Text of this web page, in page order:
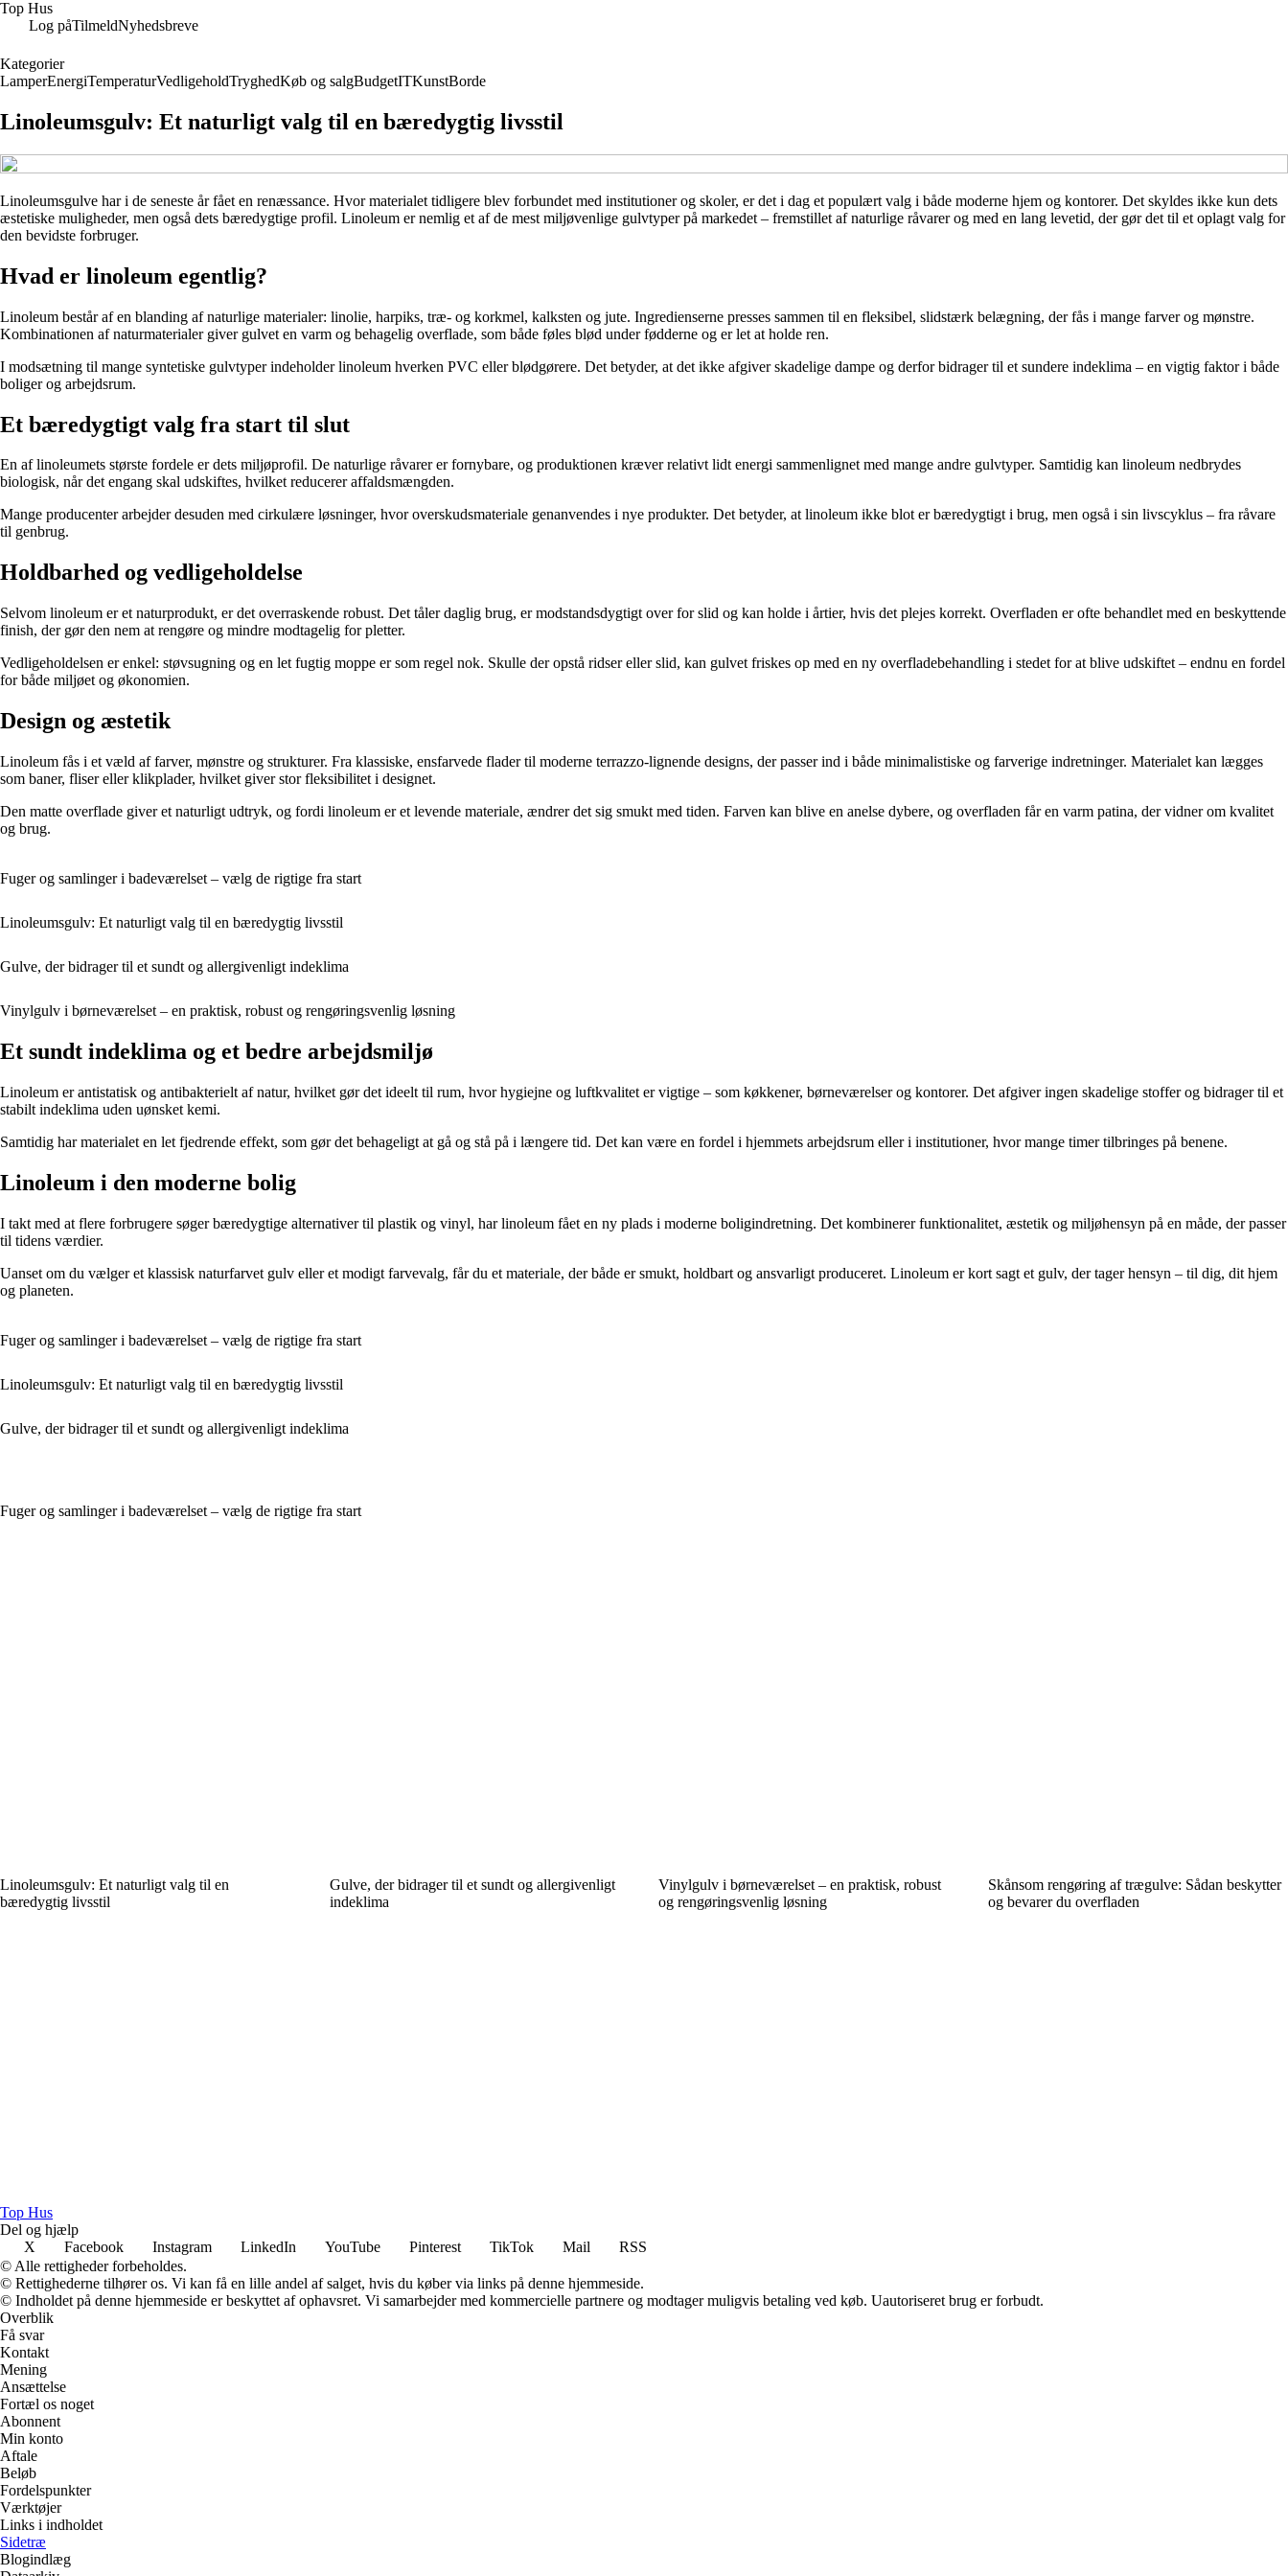
Top Hus
Log påTilmeldNyhedsbreve
Kategorier
LamperEnergiTemperaturVedligeholdTryghedKøb og salgBudgetITKunstBorde
Linoleumsgulv: Et naturligt valg til en bæredygtig livsstil
Linoleumsgulve har i de seneste år fået en renæssance. Hvor materialet tidligere blev forbundet med institutioner og skoler, er det i dag et populært valg i både moderne hjem og kontorer. Det skyldes ikke kun dets
æstetiske muligheder, men også dets bæredygtige profil. Linoleum er nemlig et af de mest miljøvenlige gulvtyper på markedet – fremstillet af naturlige råvarer og med en lang levetid, der gør det til et oplagt valg for
den bevidste forbruger.
Hvad er linoleum egentlig?
Linoleum består af en blanding af naturlige materialer: linolie, harpiks, træ- og korkmel, kalksten og jute. Ingredienserne presses sammen til en fleksibel, slidstærk belægning, der fås i mange farver og mønstre.
Kombinationen af naturmaterialer giver gulvet en varm og behagelig overflade, som både føles blød under fødderne og er let at holde ren.
I modsætning til mange syntetiske gulvtyper indeholder linoleum hverken PVC eller blødgørere. Det betyder, at det ikke afgiver skadelige dampe og derfor bidrager til et sundere indeklima – en vigtig faktor i både
boliger og arbejdsrum.
Et bæredygtigt valg fra start til slut
En af linoleumets største fordele er dets miljøprofil. De naturlige råvarer er fornybare, og produktionen kræver relativt lidt energi sammenlignet med mange andre gulvtyper. Samtidig kan linoleum nedbrydes
biologisk, når det engang skal udskiftes, hvilket reducerer affaldsmængden.
Mange producenter arbejder desuden med cirkulære løsninger, hvor overskudsmateriale genanvendes i nye produkter. Det betyder, at linoleum ikke blot er bæredygtigt i brug, men også i sin livscyklus – fra råvare
til genbrug.
Holdbarhed og vedligeholdelse
Selvom linoleum er et naturprodukt, er det overraskende robust. Det tåler daglig brug, er modstandsdygtigt over for slid og kan holde i årtier, hvis det plejes korrekt. Overfladen er ofte behandlet med en beskyttende
finish, der gør den nem at rengøre og mindre modtagelig for pletter.
Vedligeholdelsen er enkel: støvsugning og en let fugtig moppe er som regel nok. Skulle der opstå ridser eller slid, kan gulvet friskes op med en ny overfladebehandling i stedet for at blive udskiftet – endnu en fordel
for både miljøet og økonomien.
Design og æstetik
Linoleum fås i et væld af farver, mønstre og strukturer. Fra klassiske, ensfarvede flader til moderne terrazzo-lignende designs, der passer ind i både minimalistiske og farverige indretninger. Materialet kan lægges
som baner, fliser eller klikplader, hvilket giver stor fleksibilitet i designet.
Den matte overflade giver et naturligt udtryk, og fordi linoleum er et levende materiale, ændrer det sig smukt med tiden. Farven kan blive en anelse dybere, og overfladen får en varm patina, der vidner om kvalitet
og brug.
Fuger og samlinger i badeværelset – vælg de rigtige fra start
Linoleumsgulv: Et naturligt valg til en bæredygtig livsstil
Gulve, der bidrager til et sundt og allergivenligt indeklima
Vinylgulv i børneværelset – en praktisk, robust og rengøringsvenlig løsning
Et sundt indeklima og et bedre arbejdsmiljø
Linoleum er antistatisk og antibakterielt af natur, hvilket gør det ideelt til rum, hvor hygiejne og luftkvalitet er vigtige – som køkkener, børneværelser og kontorer. Det afgiver ingen skadelige stoffer og bidrager til et
stabilt indeklima uden uønsket kemi.
Samtidig har materialet en let fjedrende effekt, som gør det behageligt at gå og stå på i længere tid. Det kan være en fordel i hjemmets arbejdsrum eller i institutioner, hvor mange timer tilbringes på benene.
Linoleum i den moderne bolig
I takt med at flere forbrugere søger bæredygtige alternativer til plastik og vinyl, har linoleum fået en ny plads i moderne boligindretning. Det kombinerer funktionalitet, æstetik og miljøhensyn på en måde, der passer
til tidens værdier.
Uanset om du vælger et klassisk naturfarvet gulv eller et modigt farvevalg, får du et materiale, der både er smukt, holdbart og ansvarligt produceret. Linoleum er kort sagt et gulv, der tager hensyn – til dig, dit hjem
og planeten.
Fuger og samlinger i badeværelset – vælg de rigtige fra start
Linoleumsgulv: Et naturligt valg til en bæredygtig livsstil
Gulve, der bidrager til et sundt og allergivenligt indeklima
Fuger og samlinger i badeværelset – vælg de rigtige fra start
Linoleumsgulv: Et naturligt valg til en
bæredygtig livsstil
Gulve, der bidrager til et sundt og allergivenligt
indeklima
Vinylgulv i børneværelset – en praktisk, robust
og rengøringsvenlig løsning
Skånsom rengøring af trægulve: Sådan beskytter
og bevarer du overfladen
Top Hus
Del og hjælp
X
Facebook Instagram LinkedIn YouTube Pinterest TikTok Mail
RSS
© Alle rettigheder forbeholdes.
© Rettighederne tilhører os. Vi kan få en lille andel af salget, hvis du køber via links på denne hjemmeside.
© Indholdet på denne hjemmeside er beskyttet af ophavsret. Vi samarbejder med kommercielle partnere og modtager muligvis betaling ved køb. Uautoriseret brug er forbudt.
Overblik
Få svar
Kontakt
Mening
Ansættelse
Fortæl os noget
Abonnent
Min konto
Aftale
Beløb
Fordelspunkter
Værktøjer
Links i indholdet
Sidetræ
Blogindlæg